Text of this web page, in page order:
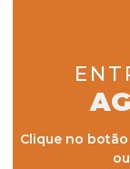
Clique no